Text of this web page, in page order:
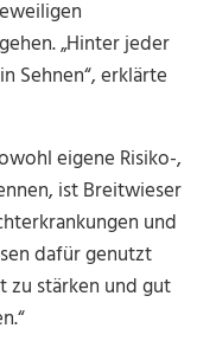
„Hinter jeder
Sehnen“, erklärte
eigene Risiko-,
ist Breitwieser
und
dafür genutzt
zu stärken und gut